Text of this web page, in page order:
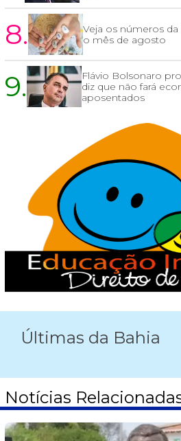
8.
Veja os números
o mês de agosto
9.
Flávio Bolsonaro
diz que não fará
aposentados
Últimas da Bahia
Notícias